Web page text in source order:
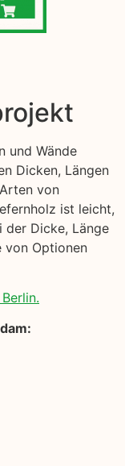
und Wände
Dicken, Längen
von
ist leicht,
der Dicke, Länge
von Optionen